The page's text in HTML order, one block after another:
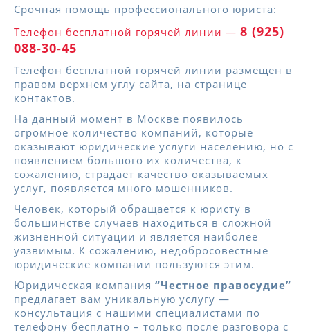
Срочная помощь профессионального юриста:
Телефон бесплатной горячей линии — 8 (925)
088-30-45
Телефон бесплатной горячей линии размещен в
правом верхнем углу сайта, на странице
контактов.
На данный момент в Москве появилось
огромное количество компаний, которые
оказывают юридические услуги населению, но с
появлением большого их количества, к
сожалению, страдает качество оказываемых
услуг, появляется много мошенников.
Человек, который обращается к юристу в
большинстве случаев находиться в сложной
жизненной ситуации и является наиболее
уязвимым. К сожалению, недобросовестные
юридические компании пользуются этим.
Юридическая компания “Честное правосудие”
предлагает вам уникальную услугу —
консультация с нашими специалистами по
телефону бесплатно – только после разговора с